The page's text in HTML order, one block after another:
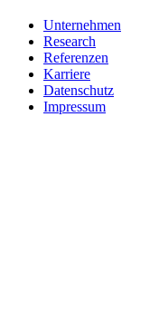
Unternehmen
Research
Referenzen
Karriere
Datenschutz
Impressum